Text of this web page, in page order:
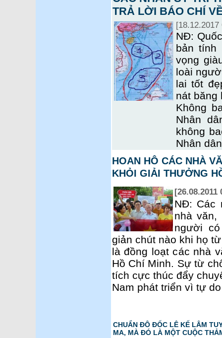
TRẢ LỜI BÁO CHÍ
[18.12.2017
NĐ:
bản tính
vọng
loài
lai tốt
nát băng
Không
Nhân
không
Nhân
HOAN HÔ CÁC NHÀ
KHỎI GIẢI THƯỞNG
[26.08.2011
NĐ: Các
nhà văn,
người
giản chút nào khi họ
là đồng loạt các nhà
Hồ Chí Minh. Sự từ
tích cực thúc đẩy
Nam phát triển vì tự
CHUẨN ĐÔ ĐỐC LÊ KẾ LÂM
MA, MÀ ĐÓ LÀ MỘT CUỘC